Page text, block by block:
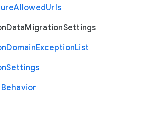
AllowedUrls
DataMigrationSettings
DomainExceptionList
Settings
Behavior